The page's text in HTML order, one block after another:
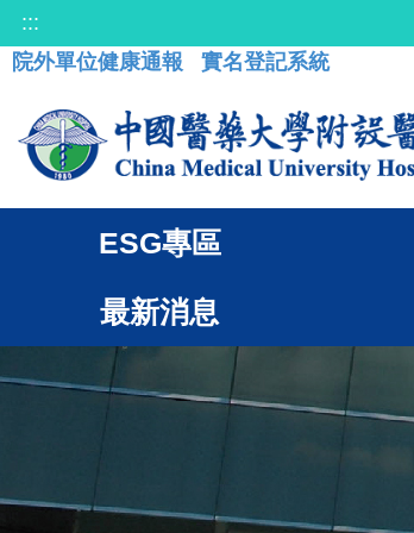
:::
院外單位健康通報
實名登記系統
ESG專區
最新消息